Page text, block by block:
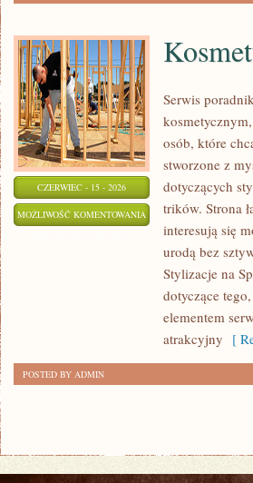
CZERWIEC - 15 - 2026
MOŻLIWOŚĆ KOMENTOWANIA KOSMETYKI
PIELĘGNACJA
Serwis
osób, które
stworzone z
dotyczących
trików. Strona
interesują się
urodą bez
Stylizacje na
dotyczące
elementem
atrakcyjny [
POSTED BY ADMIN